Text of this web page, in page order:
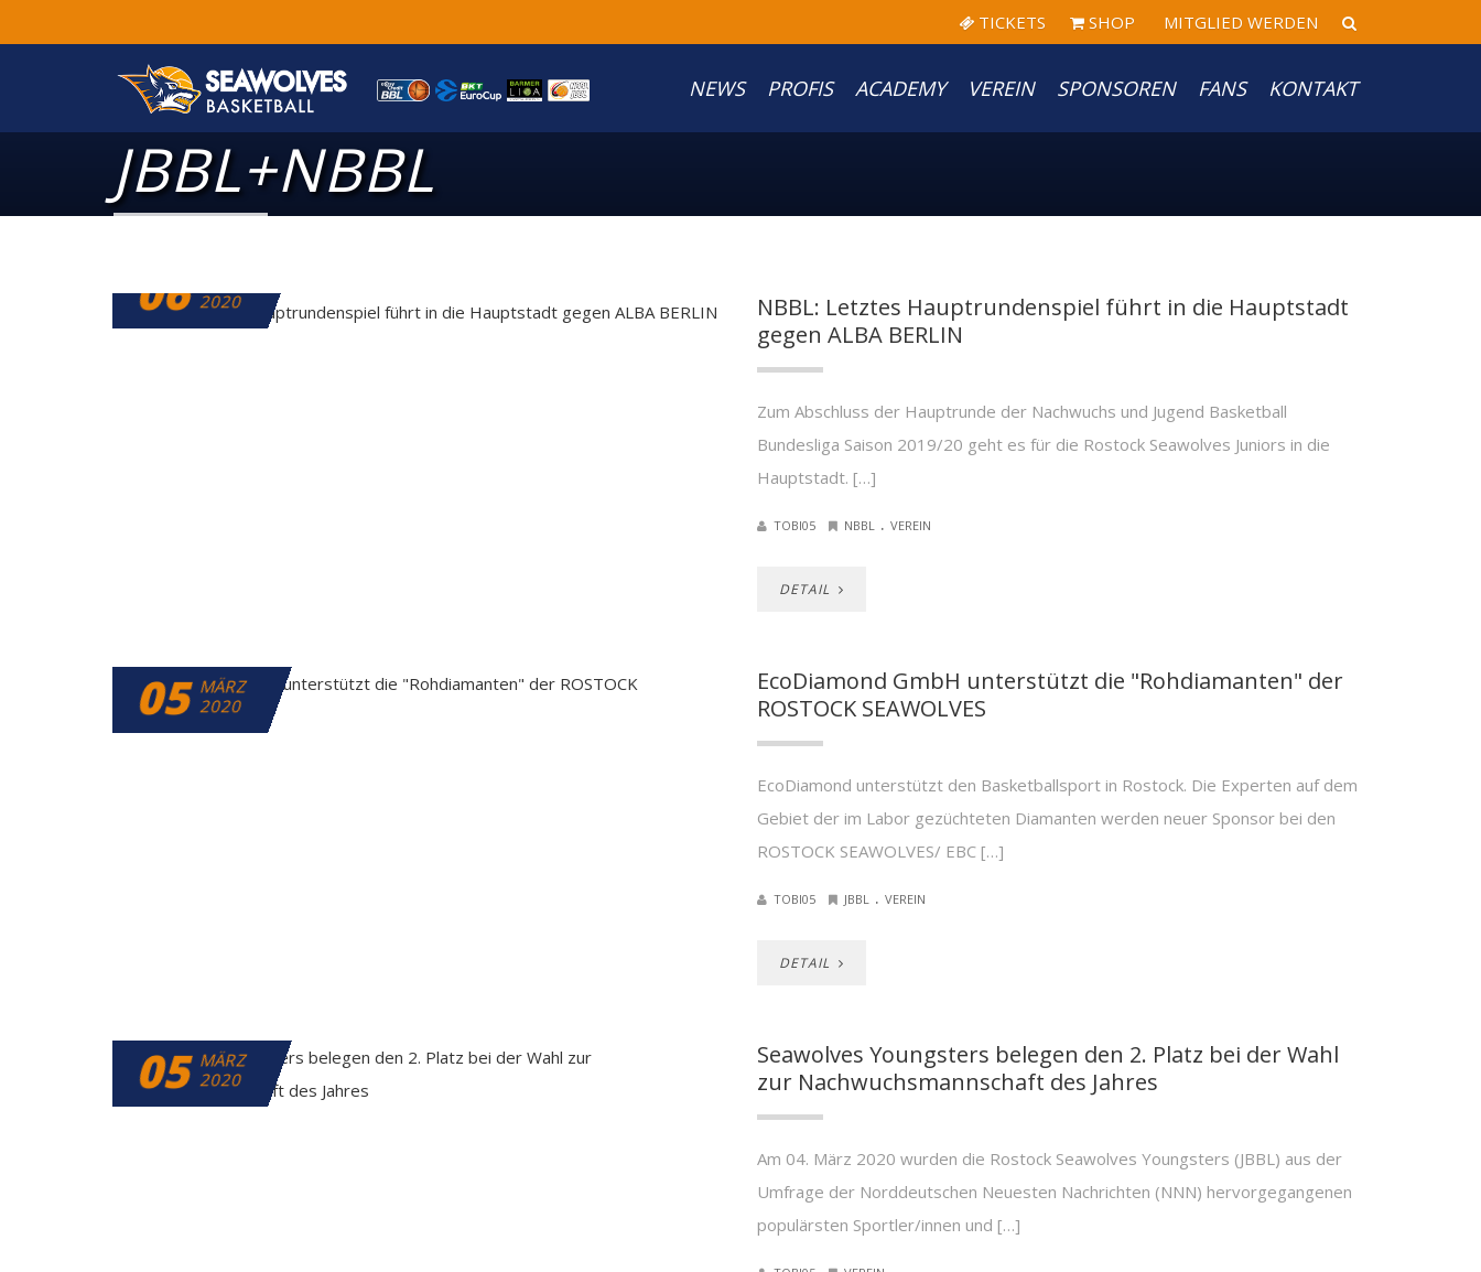
TICKETS SHOP MITGLIED WERDEN
NEWS PROFIS ACADEMY VEREIN SPONSOREN FANS KONTAKT
JBBL+NBBL
06 2020
NBBL: Letztes Hauptrundenspiel führt in die Hauptstadt
gegen ALBA BERLIN
Zum Abschluss der Hauptrunde der Nachwuchs und Jugend Basketball
Bundesliga Saison 2019/20 geht es für die Rostock Seawolves Juniors in die
Hauptstadt. […]
TOBI05 NBBL . VEREIN
DETAIL
05 MÄRZ
2020
EcoDiamond GmbH unterstützt die "Rohdiamanten" der
ROSTOCK SEAWOLVES
EcoDiamond unterstützt den Basketballsport in Rostock. Die Experten auf dem
Gebiet der im Labor gezüchteten Diamanten werden neuer Sponsor bei den
ROSTOCK SEAWOLVES/ EBC […]
TOBI05 JBBL . VEREIN
DETAIL
05 MÄRZ
2020
Seawolves Youngsters belegen den 2. Platz bei der Wahl
zur Nachwuchsmannschaft des Jahres
Am 04. März 2020 wurden die Rostock Seawolves Youngsters (JBBL) aus der
Umfrage der Norddeutschen Neuesten Nachrichten (NNN) hervorgegangenen
populärsten Sportler/innen und […]